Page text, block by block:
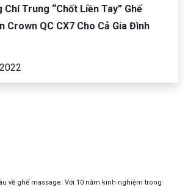
Trung “Chốt Liền Tay” Ghế
Crown QC CX7 Cho Cả Gia Đình
về ghế massage. Với 10 năm kinh nghiệm trong